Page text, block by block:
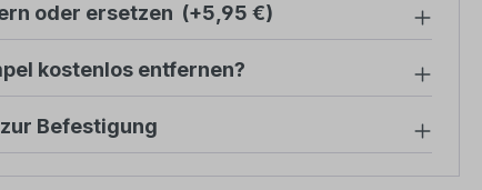
oder ersetzen (+5,95 €)
kostenlos entfernen?
Befestigung